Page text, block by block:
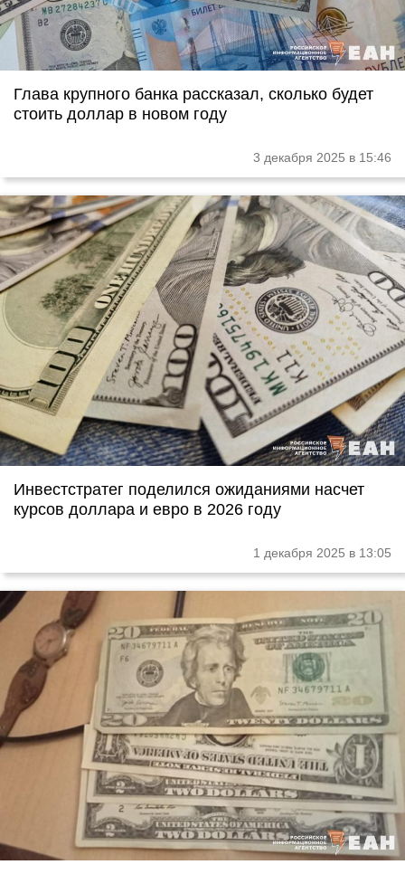
Глава крупного банка рассказал, сколько будет
стоить доллар в новом году
3 декабря 2025 в 15:46
Инвестстратег поделился ожиданиями насчет
курсов доллара и евро в 2026 году
1 декабря 2025 в 13:05